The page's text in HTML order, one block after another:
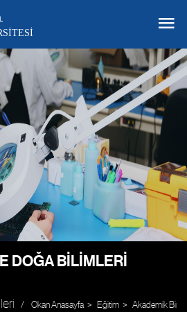
DOĞA BILIMLERI
Okan Anasayfa Eğitim Akademik